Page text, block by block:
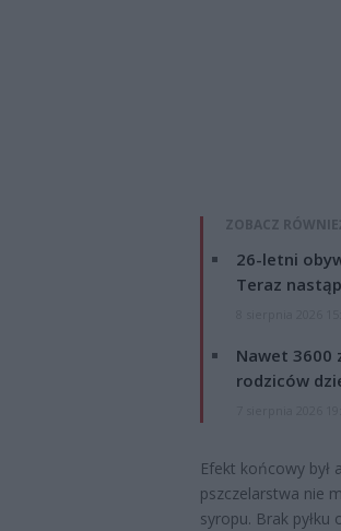
ZOBACZ
26-letni
Teraz
Nawet 3600
rodziców
Efekt końcowy był
pszczelarstwa nie
syropu. Brak